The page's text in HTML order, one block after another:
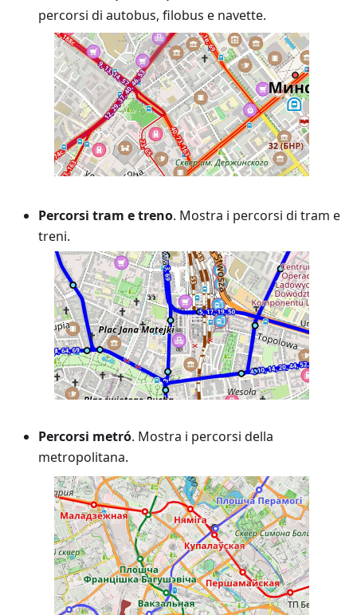
percorsi di autobus, filobus e navette.
Percorsi tram e treno. Mostra i percorsi di tram e
treni.
Percorsi metró. Mostra i percorsi della
metropolitana.